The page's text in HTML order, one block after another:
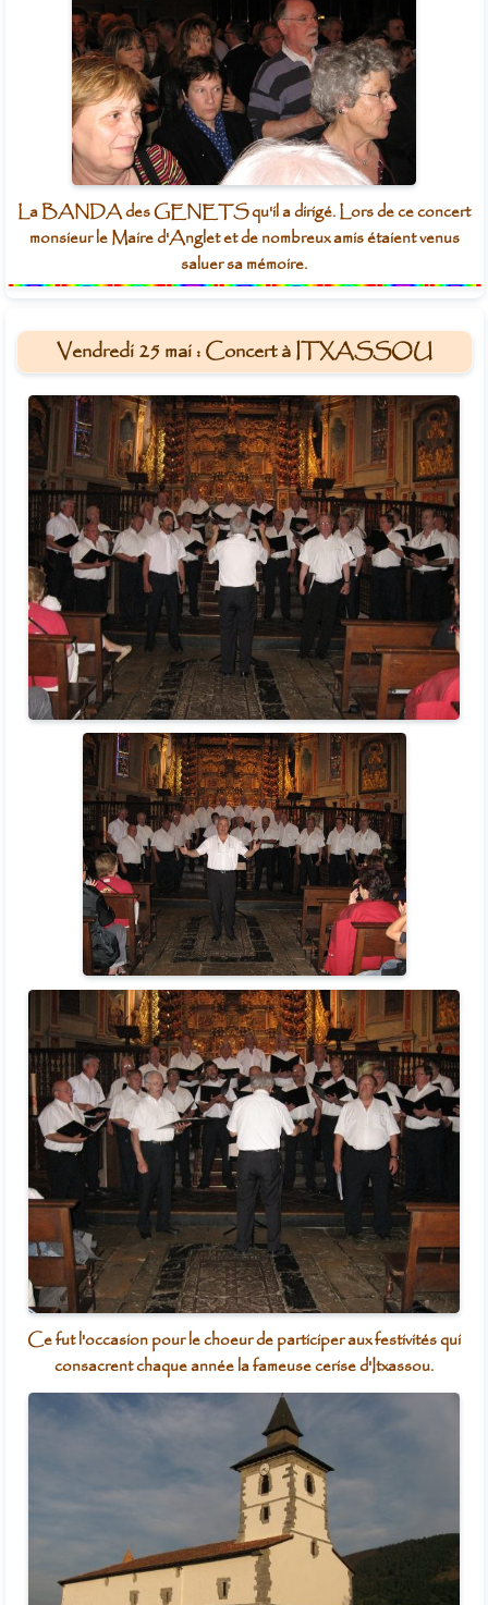
La BANDA des GENETS qu'il a dirigé. Lors de ce concert
monsieur le Maire d'Anglet et de nombreux amis étaient venus
saluer sa mémoire.
Vendredi 25 mai : Concert à ITXASSOU
Ce fut l'occasion pour le choeur de participer aux festivités qui
consacrent chaque année la fameuse cerise d'Itxassou.